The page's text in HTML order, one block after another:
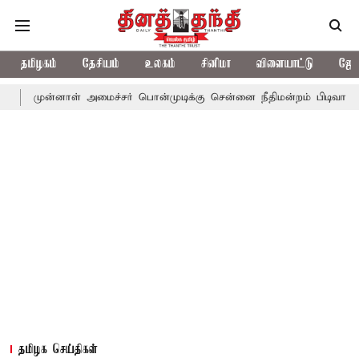
தமிழகம் தேசியம் உலகம் சினிமா விளையாட்டு
அமைச்சர் பொன்முடிக்கு சென்னை நீதிமன்றம் பிடிவாராண்ட்
தமிழக செய்திகள்